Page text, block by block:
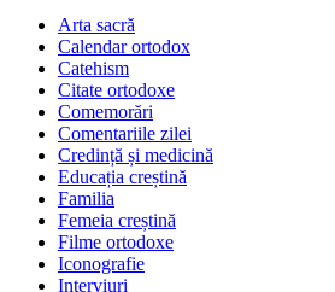
Arta sacră
Calendar ortodox
Catehism
Citate ortodoxe
Comemorări
Comentariile zilei
Credință și medicină
Educația creștină
Familia
Femeia creștină
Filme ortodoxe
Iconografie
Interviuri